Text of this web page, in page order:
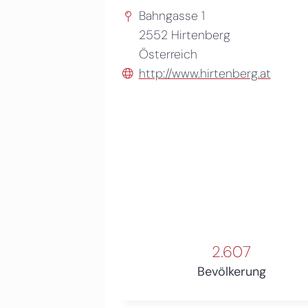
Bahngasse 1
2552 Hirtenberg
Österreich
http://www.hirtenberg.at
2.607
Bevölkerung